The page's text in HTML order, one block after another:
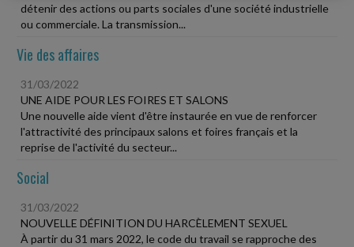
détenir des actions ou parts sociales d'une société industrielle
ou commerciale. La transmission...
Vie des affaires
31/03/2022
UNE AIDE POUR LES FOIRES ET SALONS
Une nouvelle aide vient d'être instaurée en vue de renforcer
l'attractivité des principaux salons et foires français et la
reprise de l'activité du secteur...
Social
31/03/2022
NOUVELLE DÉFINITION DU HARCÈLEMENT SEXUEL
À partir du 31 mars 2022, le code du travail se rapproche des